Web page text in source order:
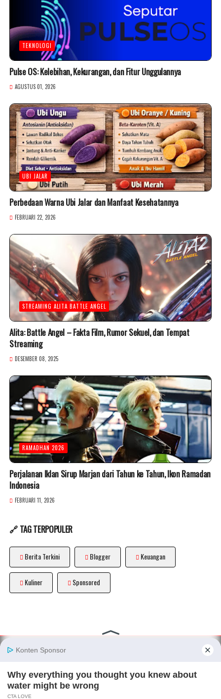
TEKNOLOGI
Pulse OS: Kelebihan, Kekurangan, dan Fitur Unggulannya
AGUSTUS 01, 2026
UBI JALAR
Perbedaan Warna Ubi Jalar dan Manfaat Kesehatannya
FEBRUARI 22, 2026
STREAMING ALITA BATTLE ANGEL
Alita: Battle Angel – Fakta Film, Rumor Sekuel, dan Tempat
Streaming
DESEMBER 08, 2025
RAMADHAN 2026
Perjalanan Iklan Sirup Marjan dari Tahun ke Tahun, Ikon Ramadan
Indonesia
FEBRUARI 11, 2026
🔗 TAG TERPOPULER
Berita Terkini Blogger Keuangan
Kuliner Sponsored